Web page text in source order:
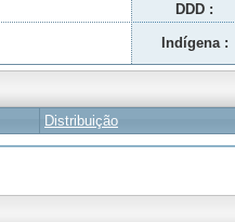
DDD :
Indígena :
Distribuição